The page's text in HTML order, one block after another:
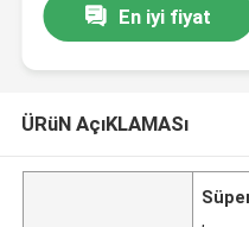
En iyi fiyat
ÜRüN AçıKLAMASı
,